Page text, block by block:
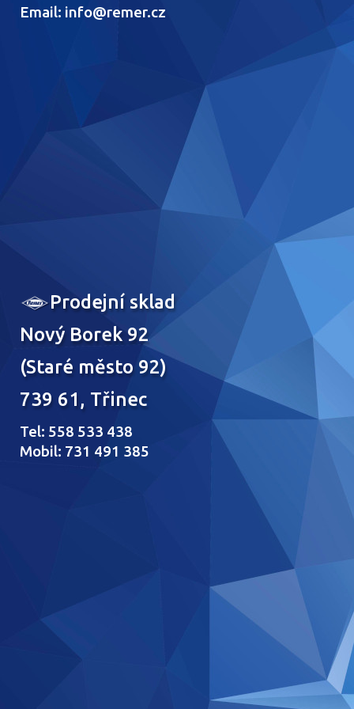
Email: info@remer.cz
Prodejní sklad
Nový Borek 92
(Staré město 92)
739 61, Třinec
Tel: 558 533 438
Mobil: 731 491 385